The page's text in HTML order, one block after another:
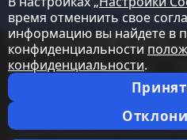
Политика
ОУЗТСВыходные данные
время отмениить свое
информацию вы найдете в
конфиденциальности
конфиденциальности.